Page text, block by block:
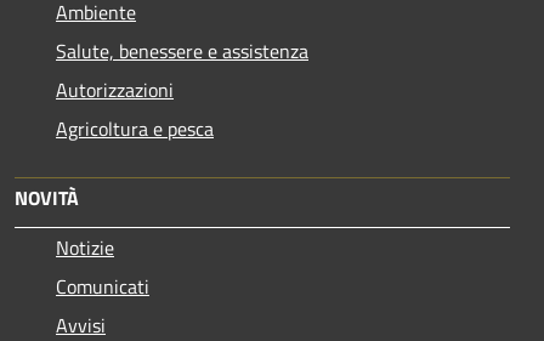
Ambiente
Salute, benessere e assistenza
Autorizzazioni
Agricoltura e pesca
NOVITÀ
Notizie
Comunicati
Avvisi